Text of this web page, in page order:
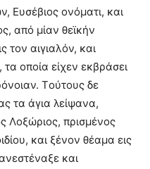
Eυσέβιος ονόματι, και
από μίαν θεϊκήν
τον αιγιαλόν, και
οποία είχεν εκβράσει
Tούτους δε
τα άγια λείψανα,
Λοξώριος, πρισμένος
και ξένον θέαμα εις
και